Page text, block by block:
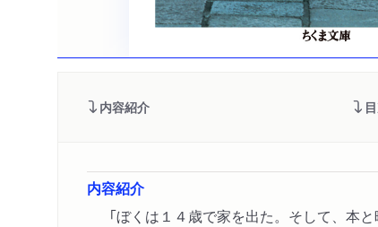
内容紹介
内容紹介
「ぼくは１４歳で家を出た。そして、本